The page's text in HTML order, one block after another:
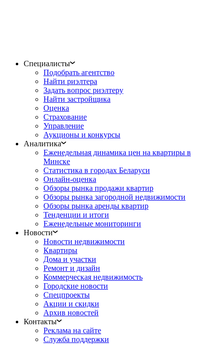
Специалисты
Подобрать агентство
Найти риэлтера
Задать вопрос риэлтеру
Найти застройщика
Оценка
Страхование
Управление
Аукционы и конкурсы
Аналитика
Еженедельная динамика цен на квартиры в
Минске
Статистика в городах Беларуси
Онлайн-оценка
Обзоры рынка продажи квартир
Обзоры рынка загородной недвижимости
Обзоры рынка аренды квартир
Тенденции и итоги
Еженедельные мониторинги
Новости
Новости недвижимости
Квартиры
Дома и участки
Ремонт и дизайн
Коммерческая недвижимость
Городские новости
Спецпроекты
Акции и скидки
Архив новостей
Контакты
Реклама на сайте
Служба поддержки